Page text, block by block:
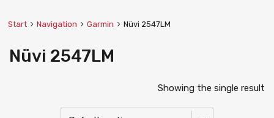
Start Navigation Garmin Nüvi 2547LM
Nüvi 2547LM
Showing the single result